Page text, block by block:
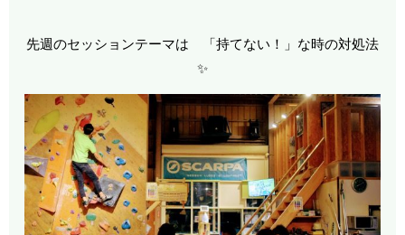
先週のセッションテーマは 「持てない！」な時の対処法
✨